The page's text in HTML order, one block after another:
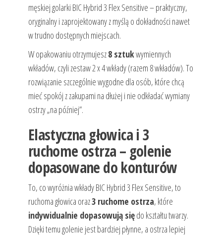
męskiej golarki BIC Hybrid 3 Flex Sensitive – praktyczny,
oryginalny i zaprojektowany z myślą o dokładności nawet
w trudno dostępnych miejscach.
W opakowaniu otrzymujesz8 sztukwymiennych
wkładów, czyli zestaw 2 x 4 wkłady (razem 8 wkładów). To
rozwiązanie szczególnie wygodne dla osób, które chcą
mieć spokój z zakupami na dłużej i nie odkładać wymiany
ostrzy „na później”.
Elastyczna głowica i 3
ruchome ostrza – golenie
dopasowane do konturów
To, co wyróżnia wkłady BIC Hybrid 3 Flex Sensitive, to
ruchoma głowica oraz3 ruchome ostrza, które
indywidualnie dopasowują siędo kształtu twarzy.
Dzięki temu golenie jest bardziej płynne, a ostrza lepiej